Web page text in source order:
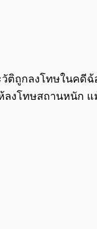
ติถูกลงโทษในคดีฉ้
ลงโทษสถานหนัก